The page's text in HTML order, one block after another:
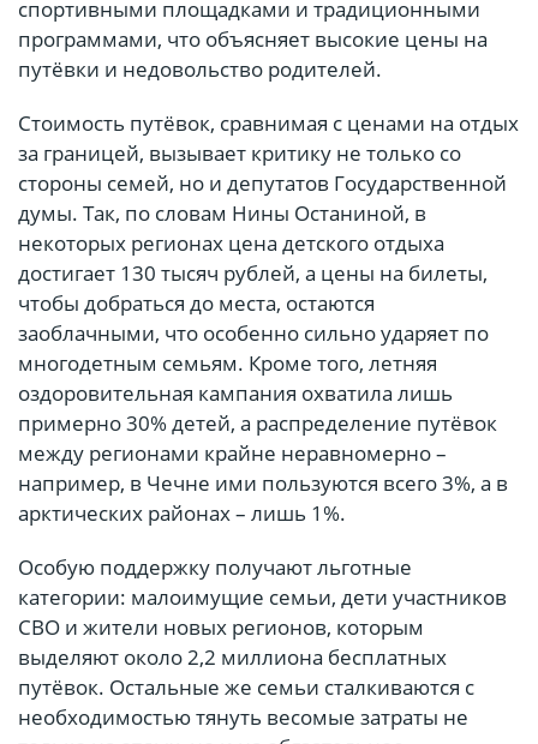
спортивными площадками и традиционными
программами, что объясняет высокие цены на
путёвки и недовольство родителей.
Стоимость путёвок, сравнимая с ценами на отдых
за границей, вызывает критику не только со
стороны семей, но и депутатов Государственной
думы. Так, по словам Нины Останиной, в
некоторых регионах цена детского отдыха
достигает 130 тысяч рублей, а цены на билеты,
чтобы добраться до места, остаются
заоблачными, что особенно сильно ударяет по
многодетным семьям. Кроме того, летняя
оздоровительная кампания охватила лишь
примерно 30% детей, а распределение путёвок
между регионами крайне неравномерно –
например, в Чечне ими пользуются всего 3%, а в
арктических районах – лишь 1%.
Особую поддержку получают льготные
категории: малоимущие семьи, дети участников
СВО и жители новых регионов, которым
выделяют около 2,2 миллиона бесплатных
путёвок. Остальные же семьи сталкиваются с
необходимостью тянуть весомые затраты не